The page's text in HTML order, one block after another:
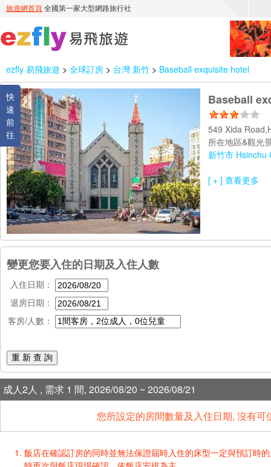
ezfly 易飛旅遊 > 全球訂房 > 台灣 新竹 > Baseball exquisite hotel
快
速
前
往
Baseball
549 Xida
所在地區&觀光
新竹市 Hsinchu
[ + ] 查看更多
變更您要入住的日期及入住人數
入住日期：
退房日期：
客房/人數：
重 新 查 詢
成人2人 , 需求 1 間, 2026/08/20 ~ 2026/08/21
您所設定的房間數量及入住日期, 沒有
飯店在確認訂房的同時並無法保證屆時入住的床型一定與預訂時